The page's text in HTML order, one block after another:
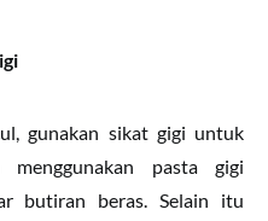
gunakan sikat gigi untuk
menggunakan pasta gigi
butiran beras. Selain itu